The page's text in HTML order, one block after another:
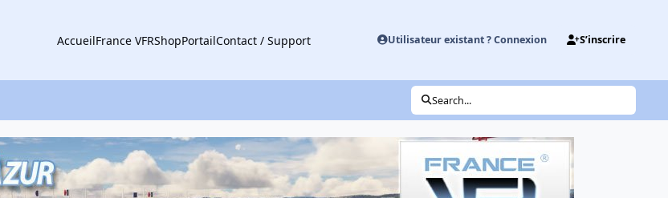
AccueilFrance VFRShopPortailContact / Support Utilisateur existant ? Connexion S’inscrire
Search...